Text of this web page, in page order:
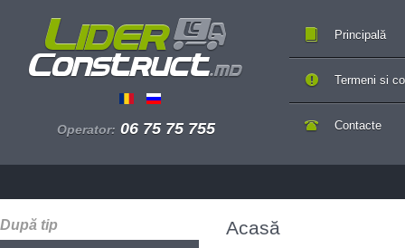
Operator: 06 75 75 755
Principală
Contacte
Termeni si
După tip Acasă